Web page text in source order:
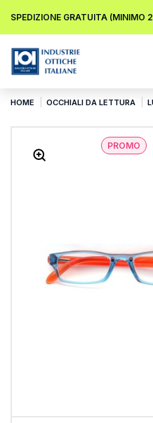
SPEDIZIONE GRATUITA (MINIMO
HOME OCCHIALI DA LETTURA
PROMO